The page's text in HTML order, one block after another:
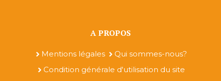
A PROPOS
Mentions légales
Qui sommes-nous?
Condition générale d'utilisation du site